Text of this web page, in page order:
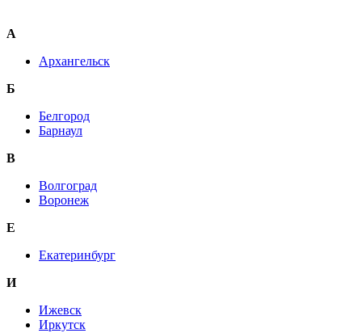
А
Архангельск
Б
Белгород
Барнаул
В
Волгоград
Воронеж
E
Екатеринбург
И
Ижевск
Иркутск